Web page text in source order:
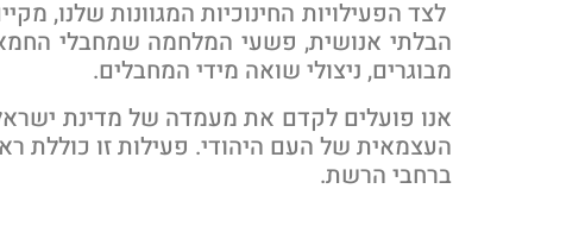
לצד הפעילויות החינוכיות המגוונות
הבלתי אנושית, פשעי המלחמה שמחבלי
מבוגרים, ניצולי שואה מידי המחבלים.
אנו פועלים לקדם את מעמדה של מדינת
העצמאית של העם היהודי. פעילות זו כוללת
ברחבי הרשת.